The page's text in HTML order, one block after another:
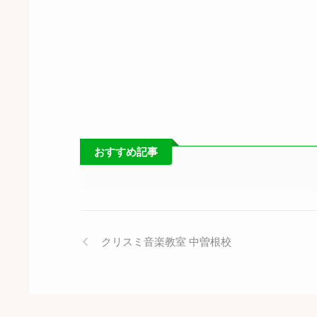
おすすめ記事
クリスミ音楽教室 中曽根校